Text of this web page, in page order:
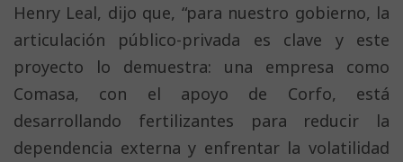
Henry Leal, dijo que, “para nuestro gobierno, la
articulación público-privada es clave y este
proyecto lo demuestra: una empresa como
Comasa, con el apoyo de Corfo, está
desarrollando fertilizantes para reducir la
dependencia externa y enfrentar la volatilidad